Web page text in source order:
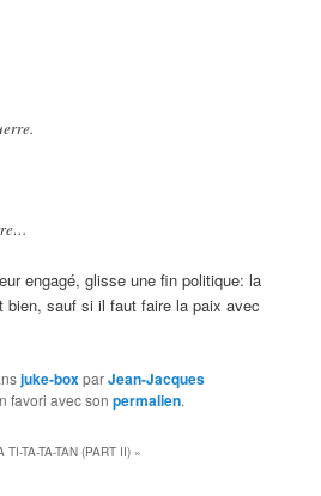
engagé, glisse une fin politique: la
bien, sauf si il faut faire la paix avec
juke-boxparJean-Jacques
favori avec sonpermalien.
TI-TA-TA-TAN (PART II) »